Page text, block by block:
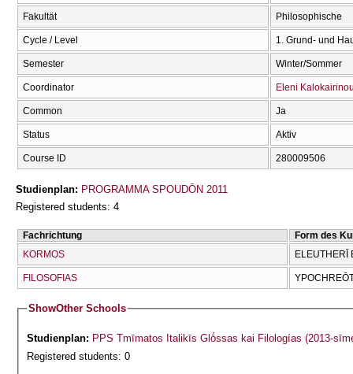
Fakultät Philosophische
Cycle / Level 1. Grund- und
Semester Winter/Sommer
Coordinator Eleni
Common Ja
Status Aktiv
Course ID 280009506
Studienplan: PROGRAMMA SPOUDŌN 2011
Registered students: 4
Fachrichtung
Form des
KORMOS
ELEUTHERĪ
FILOSOFIAS
ShowOther Schools
Studienplan: PPS Tmīmatos Italikīs Glṓssas kai Filologías (2013-
Registered students: 0